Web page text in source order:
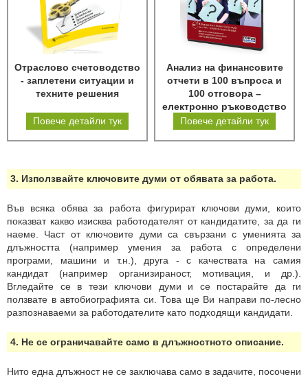
Отраслово счетоводство
- заплетени ситуации и
техните решения
Повече детайли тук
Анализ на финансовите
отчети в 100 въпроса и
100 отговора –
електронно ръководство
Повече детайли тук
3. Използвайте ключовите думи от обявата за работа.
Във всяка обява за работа фигурират ключови думи, които
показват какво изисква работодателят от кандидатите, за да ги
наеме. Част от ключовите думи са свързани с уменията за
длъжността (например умения за работа с определени
програми, машини и т.н.), друга - с качествата на самия
кандидат (например организираност, мотивация, и др.).
Вгледайте се в тези ключови думи и се постарайте да ги
ползвате в автобиографията си. Това ще Ви направи по-лесно
разпознаваеми за работодателите като подходящи кандидати.
4. Не се ограничавайте само в длъжностното описание.
Нито една длъжност не се заключава само в задачите, посочени